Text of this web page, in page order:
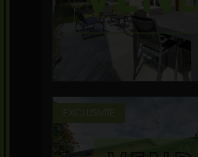
EXCLUSIVITE